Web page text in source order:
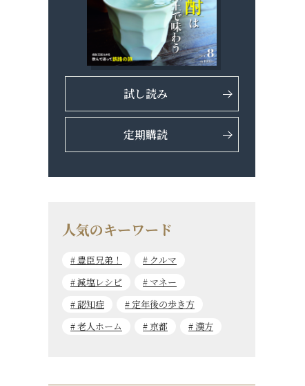
試し読み
定期購読
人気のキーワード
豊臣兄弟！
クルマ
減塩レシピ
マネー
認知症
定年後の歩き方
老人ホーム
京都 漢方